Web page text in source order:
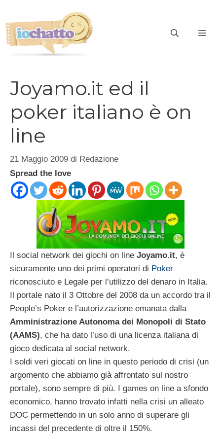
contenuto
Joyamo.it ed il
poker italiano è on
line
21 Maggio 2009 di Redazione
Spread the love
Il social network dei giochi on line Joyamo.it, è
sicuramente uno dei primi operatori di Poker
riconosciuto e Legale per l’utilizzo del denaro in Italia.
Il portale nato il 3 Ottobre del 2008 da un accordo tra il
People’s Poker e l’autorizzazione emanata dalla
Amministrazione Autonoma dei Monopoli di Stato
(AAMS), che ha dato l’uso di una licenza italiana di
gioco dedicata al social network.
I soldi veri giocati on line in questo periodo di crisi (un
argomento che abbiamo già affrontato sul nostro
portale), sono sempre di più. I games on line a sfondo
economico, hanno trovato infatti nella crisi un alleato
DOC permettendo in un solo anno di superare gli
incassi del precedente di oltre il 150%.